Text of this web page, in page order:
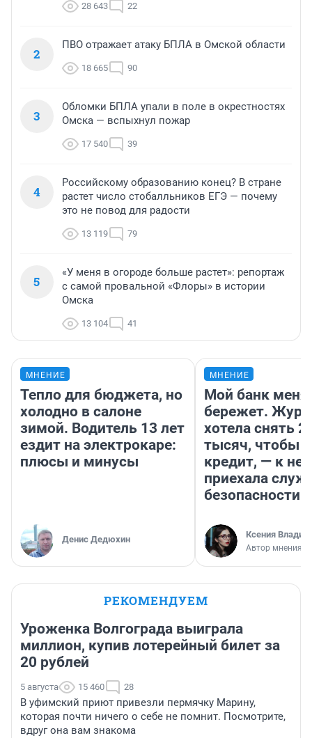
28 643 22
2
ПВО отражает атаку БПЛА в Омской области
18 665 90
3
Обломки БПЛА упали в поле в окрестностях
Омска — вспыхнул пожар
17 540 39
4
Российскому образованию конец? В стране
растет число стобалльников ЕГЭ — почему
это не повод для радости
13 119 79
5
«У меня в огороде больше растет»: репортаж
с самой провальной «Флоры» в истории
Омска
13 104 41
МНЕНИЕ
Тепло для бюджета, но
холодно в салоне
зимой. Водитель 13 лет
ездит на электрокаре:
плюсы и минусы
Денис Дедюхин
МНЕНИЕ
Мой банк меня
бережет.
хотела снять
тысяч, чтобы
кредит, — к
приехала
безопасности
Ксения
Автор мнения
РЕКОМЕНДУЕМ
Уроженка Волгограда выиграла
миллион, купив лотерейный билет за
20 рублей
5 августа 15 460 28
В уфимский приют привезли пермячку Марину,
которая почти ничего о себе не помнит. Посмотрите,
вдруг она вам знакома